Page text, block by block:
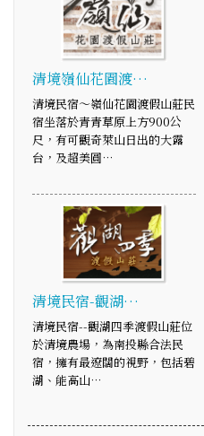
清境嶺仙花園渡…
清境民宿～嶺仙花園渡假山莊民
宿坐落於青青草原上方900公
尺，有可觀奇萊山日出的大露
台，及超美圓…
清境民宿-觀湖…
清境民宿--觀湖四季渡假山莊位
於清境農場，為南投縣合法民
宿，擁有最遼闊的視野，包括碧
湖、能高山…